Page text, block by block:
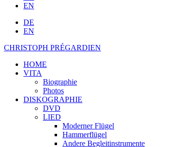
EN
DE
EN
CHRISTOPH PRÉGARDIEN
HOME
VITA
Biographie
Photos
DISKOGRAPHIE
DVD
LIED
Moderner Flügel
Hammerflügel
Andere Begleitinstrumente